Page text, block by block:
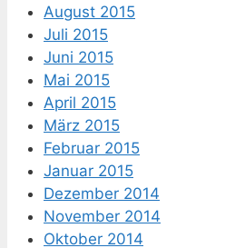
August 2015
Juli 2015
Juni 2015
Mai 2015
April 2015
März 2015
Februar 2015
Januar 2015
Dezember 2014
November 2014
Oktober 2014